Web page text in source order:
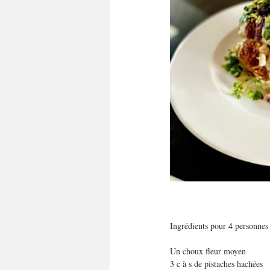
Ingrédients pour 4 personnes
Un choux fleur moyen
3 c à s de pistaches hachées